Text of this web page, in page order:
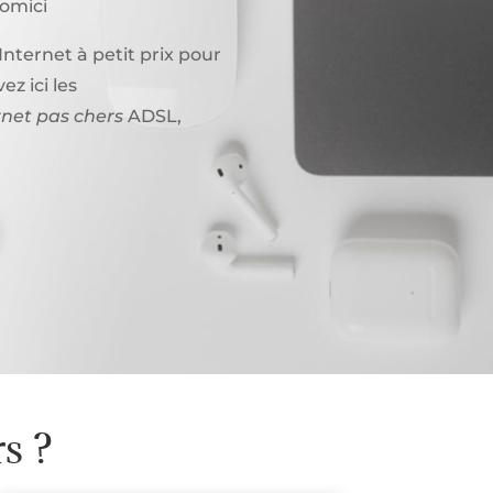
à petit prix pour
ici les
pas chersADSL,
?